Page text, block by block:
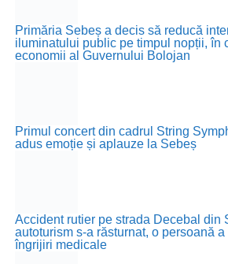
Primăria Sebeș a decis să reducă
iluminatului public pe timpul nopții, în
economii al Guvernului Bolojan
Primul concert din cadrul String
adus emoție și aplauze la Sebeș
Accident rutier pe strada Decebal din
autoturism s-a răsturnat, o persoană
îngrijiri medicale